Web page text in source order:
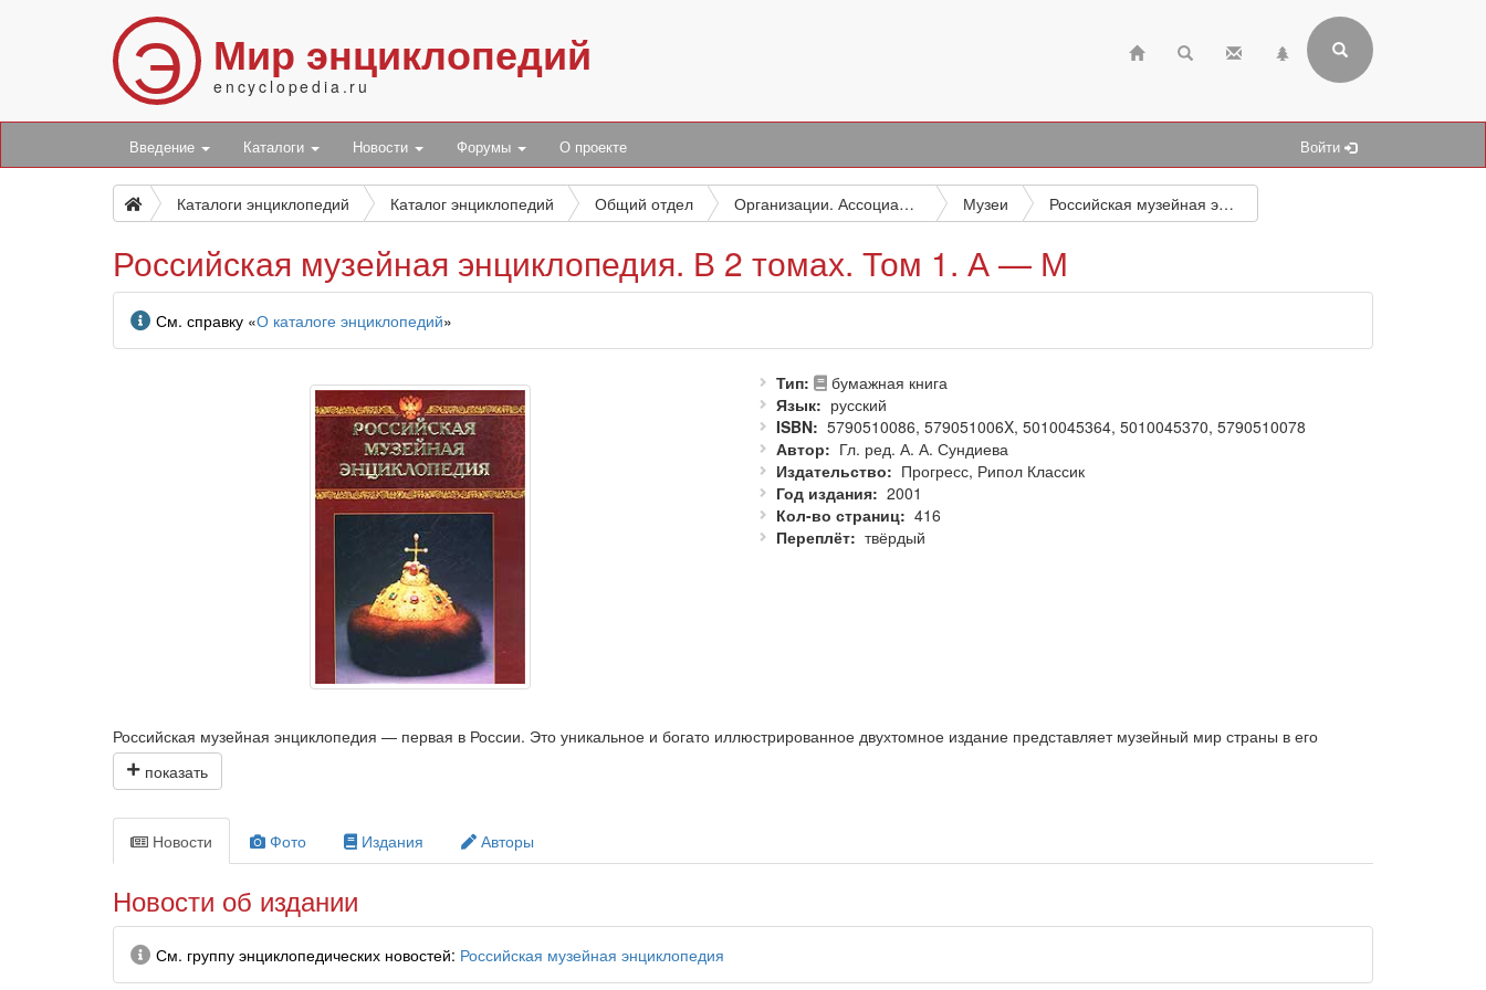
Э Мир энциклопедий
encyclopedia.ru
Введение Каталоги Новости Форумы О проекте Войти
Каталоги энциклопедий Каталог энциклопедий Общий отдел Организации. Ассоциации. Конгрессы. Выставки. Музеи Музеи Российская музейная энциклопедия. В 2 томах. Том 1. А — М
Российская музейная энциклопедия. В 2 томах. Том 1. А — М
Информация
См. справку «О каталоге энциклопедий»
Тип
бумажная книга
Язык
русский
ISBN
5790510086, 579051006X, 5010045364, 5010045370, 5790510078
Автор
Гл. ред. А. А. Сундиева
Издательство
Прогресс, Рипол Классик
Год издания
2001
Кол-во страниц
416
Переплёт
твёрдый
Российская музейная энциклопедия — первая в России. Это уникальное и богато иллюстрированное двухтомное издание представляет музейный мир страны в его
прошлом и настоящем.
Энциклопедия включает около 1500 статей о музеях, музейных деятелях, о теории и истории музейного дела. Издание адресовано музейным работникам,
преподавателям и студентам гуманитарных вузов, краеведам, а также всем, кто интересуется отечественной историей и культурой.
Новости
Фото Издания Авторы
Новости об издании
Информация
См. группу энциклопедических новостей Российская музейная энциклопедия